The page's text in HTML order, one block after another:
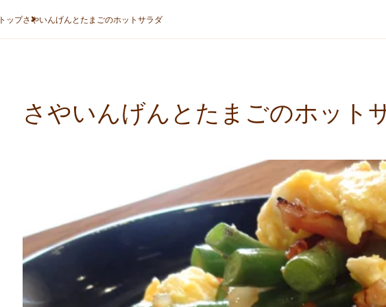
トップさやいんげんとたまごのホットサラダ
さやいんげんとたまごのホット